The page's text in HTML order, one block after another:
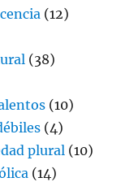
(12)
(38)
(10)
(4)
plural (10)
(14)